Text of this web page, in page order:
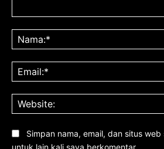
Simpan nama, email, dan situs
untuk lain kali saya berkomentar.